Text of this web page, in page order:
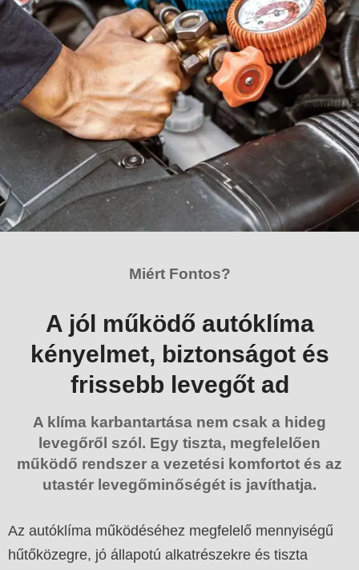
Miért Fontos?
A jól működő autóklíma
kényelmet, biztonságot és
frissebb levegőt ad
A klíma karbantartása nem csak a hideg
levegőről szól. Egy tiszta, megfelelően
működő rendszer a vezetési komfortot és az
utastér levegőminőségét is javíthatja.
Az autóklíma működéséhez megfelelő mennyiségű
hűtőközegre, jó állapotú alkatrészekre és tiszta